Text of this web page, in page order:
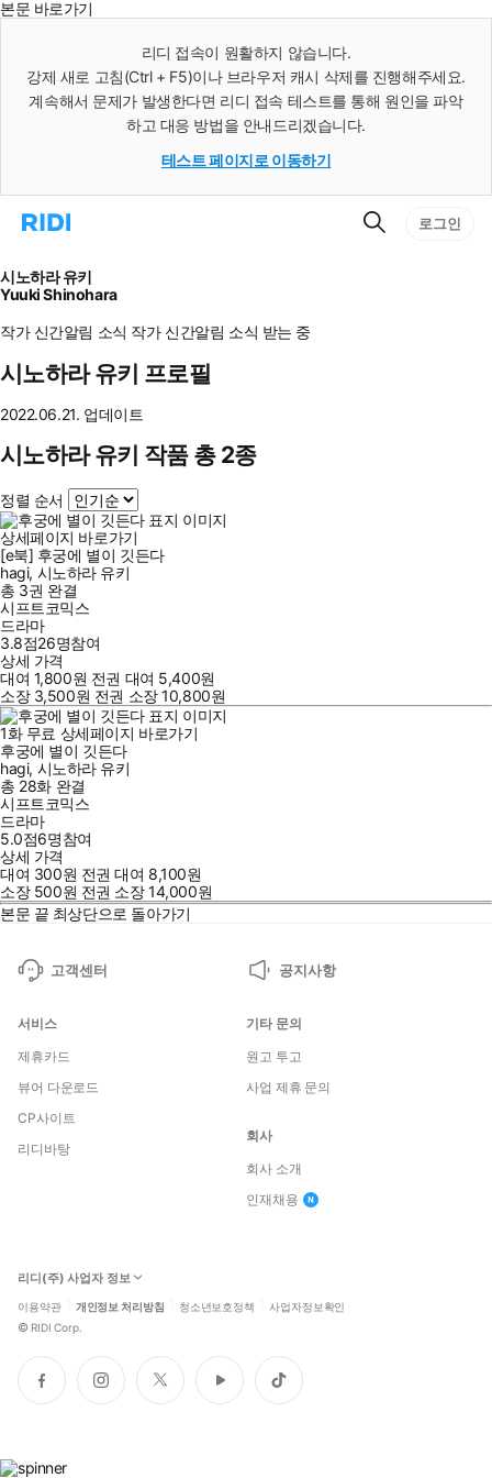
본문 바로가기
리디 접속이 원활하지 않습니다.
강제 새로 고침(Ctrl + F5)이나 브라우저 캐시 삭제를 진행해주세요.
계속해서 문제가 발생한다면 리디 접속 테스트를 통해 원인을 파악
하고 대응 방법을 안내드리겠습니다.
테스트 페이지로 이동하기
리
으
로
동
검
로그인
시노하라 유키
Yuuki Shinohara
작가 신간알림 소식 작가 신간알림 소식 받는 중
시노하라 유키 프로필
2022.06.21. 업데이트
시노하라 유키 작품 총 2종
정렬 순서
상세페이지 바로가기
[e북] 후궁에 별이 깃든다
hagi, 시노하라 유키
총 3권 완결
시프트코믹스
드라마
3.8점26명참여
상세 가격
대여 1,800원 전권 대여 5,400원
소장 3,500원 전권 소장10,800원
1화 무료 상세페이지 바로가기
후궁에 별이 깃든다
hagi, 시노하라 유키
총 28화 완결
시프트코믹스
드라마
5.0점6명참여
상세 가격
대여 300원 전권 대여 8,100원
소장 500원 전권 소장14,000원
본문 끝 최상단으로 돌아가기
고객센터 공지사항
서비스
제휴카드
뷰어 다운로드
CP사이트
리디바탕
기타 문의
원고 투고
사업 제휴 문의
회사
회사 소개
인재채용
리디(주) 사업자 정보
이용약관 개인정보 처리방침 청소년보호정책 사업자정보확인
© RIDI Corp.
페
이
인
스
트
위
유
튜
틱
톡